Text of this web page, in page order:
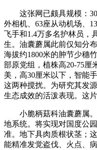
这张网已颇具规模：
外相机、63座从动机场、
飞手和1.4万多名护林员，
生。油囊蘑属此前仅知分
海拔约1800米的肿节少穗
部原党组，植株高20-75厘
美，高30厘米以下，智能
这两种搅扰。为研究其发
生态成效的活泼表现。这
小脆柄菇科油囊蘑属。
地系统。将实现对国度公
准。地下具肉质根状茎；
能精准发觉盗伐、火点、